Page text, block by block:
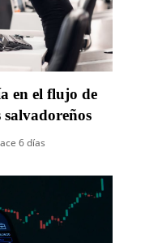
en el flujo de
salvadoreños
6 días